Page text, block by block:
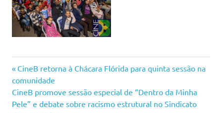
Produções
Sindicato
Bancários
Navegação
de
Previous
Post:
CineB retorna à Chácara Flórida para quinta sessão na
comunidade
Next
Post:
CineB promove sessão especial de “Dentro da Minha
Pele” e debate sobre racismo estrutural no Sindicato